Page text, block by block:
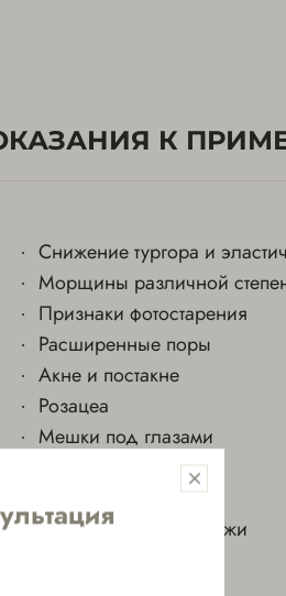
К
Снижение тургора и
Морщины различной
Признаки фотостарения
Расширенные поры
Акне и постакне
Розацеа
Мешки под глазами
Неровный рельеф кожи